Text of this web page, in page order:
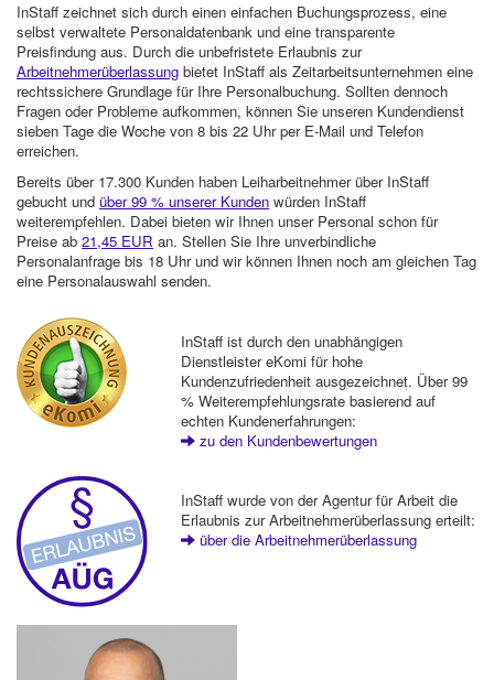
InStaff zeichnet sich durch einen einfachen Buchungsprozess, eine
selbst verwaltete Personaldatenbank und eine transparente
Preisfindung aus. Durch die unbefristete Erlaubnis zur
Arbeitnehmerüberlassung bietet InStaff als Zeitarbeitsunternehmen eine
rechtssichere Grundlage für Ihre Personalbuchung. Sollten dennoch
Fragen oder Probleme aufkommen, können Sie unseren Kundendienst
sieben Tage die Woche von 8 bis 22 Uhr per E-Mail und Telefon
erreichen.
Bereits über 17.300 Kunden haben Leiharbeitnehmer über InStaff
gebucht und über 99 % unserer Kunden würden InStaff
weiterempfehlen. Dabei bieten wir Ihnen unser Personal schon für
Preise ab 21,45 EUR an. Stellen Sie Ihre unverbindliche
Personalanfrage bis 18 Uhr und wir können Ihnen noch am gleichen Tag
eine Personalauswahl senden.
InStaff ist durch den unabhängigen
Dienstleister eKomi für hohe
Kundenzufriedenheit ausgezeichnet. Über 99
% Weiterempfehlungsrate basierend auf
echten Kundenerfahrungen:
zu den Kundenbewertungen
InStaff wurde von der Agentur für Arbeit die
Erlaubnis zur Arbeitnehmerüberlassung erteilt:
über die Arbeitnehmerüberlassung